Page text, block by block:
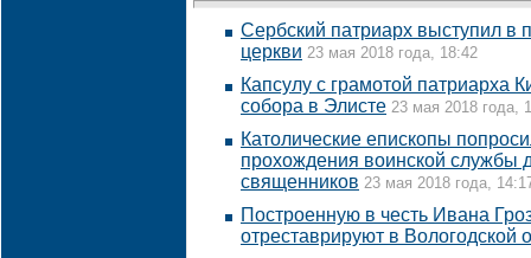
Сербский патриарх выступил в
церкви 23 мая 2018 года, 18:42
Капсулу с грамотой патриарха
собора в Элисте 23 мая 2018 года,
Католические епископы
прохождения воинской службы
священников 23 мая 2018 года,
Построенную в честь Ивана
отреставрируют в Вологодской